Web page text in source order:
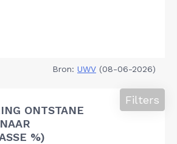
Bron: UWV (08-06-2026)
ONTSTANE
%)
Filters